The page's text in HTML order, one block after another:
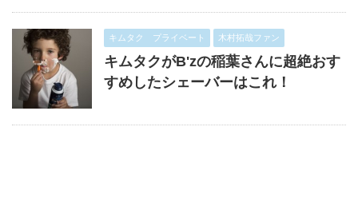
キムタク プライベート 木村拓哉ファン
キムタクがB'zの稲葉さんに超絶おす
すめしたシェーバーはこれ！